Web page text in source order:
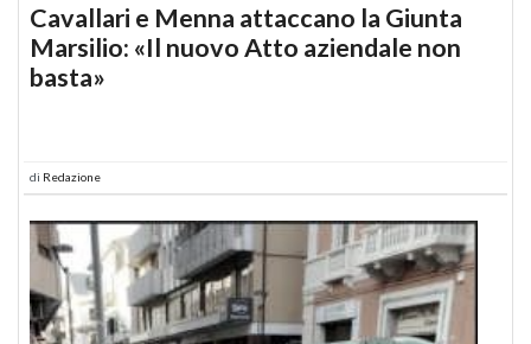
Cavallari e Menna attaccano la Giunta
Marsilio: «Il nuovo Atto aziendale non
basta»
di Redazione